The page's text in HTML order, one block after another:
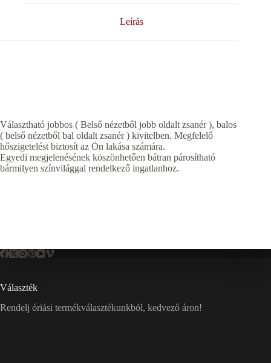
Leírás
Választható jobbos ( Belső nézetből jobb oldalt zsanér ), balos
( belső nézetből bal oldalt zsanér ) kivitelben. Megfelelő
hőszigetelést biztosít az Ön lakása számára.
Egyedi megjelenésének köszönhetően bátran párosítható
bármilyen színvilággal rendelkező ingatlanhoz.
Választék
Rendelj óriási termékválasztékunkból, kedvező áron!